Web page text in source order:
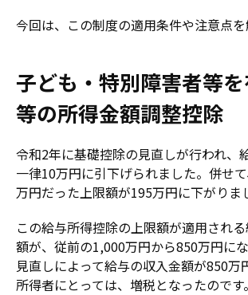
今回は、この制度の適用条件や注意点を
子ども・特別障害者等
等の所得金額調整控除
令和2年に基礎控除の見直しが行われ、
一律10万円に引下げられました。併せ
万円だった上限額が195万円に下がりま
この給与所得控除の上限額が適用され
額が、従前の1,000万円から850万円にな
見直しによって給与の収入金額が850万
所得者にとっては、増税となったのです。